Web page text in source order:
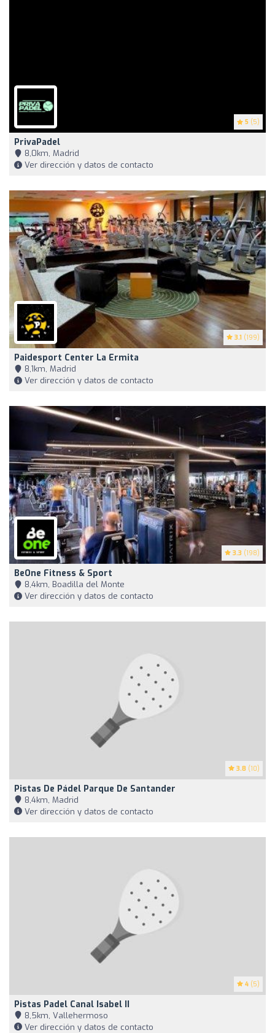
5 (5)
PrivaPadel
8,0km, Madrid
Ver dirección y datos de contacto
3.1 (199)
Paidesport Center La Ermita
8,1km, Madrid
Ver dirección y datos de contacto
3.3 (198)
BeOne Fitness & Sport
8,4km, Boadilla del Monte
Ver dirección y datos de contacto
3.8 (10)
Pistas De Pádel Parque De Santander
8,4km, Madrid
Ver dirección y datos de contacto
4 (5)
Pistas Padel Canal Isabel II
8,5km, Vallehermoso
Ver dirección y datos de contacto